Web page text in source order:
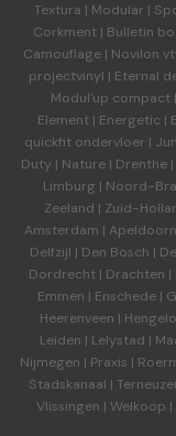
Textura | Modular |
Corkment | Bulletin
Camouflage | Novilon
projectvinyl | Eternal
Modul'up compact|
Element | Energetic |
quickfit ondervloer |
Duty | Nature| Drenthe|
Limburg | Noord-
Zeeland | Zuid-
Amsterdam | Apeldoorn
Delfzijl | Den Bosch |
Dordrecht| Drachten |
Emmen | Enschede |
Heerenveen | Hengelo
Leiden | Lelystad |
Nijmegen | Praxis |
Stadskanaal |
Vlissingen | Welkoop |